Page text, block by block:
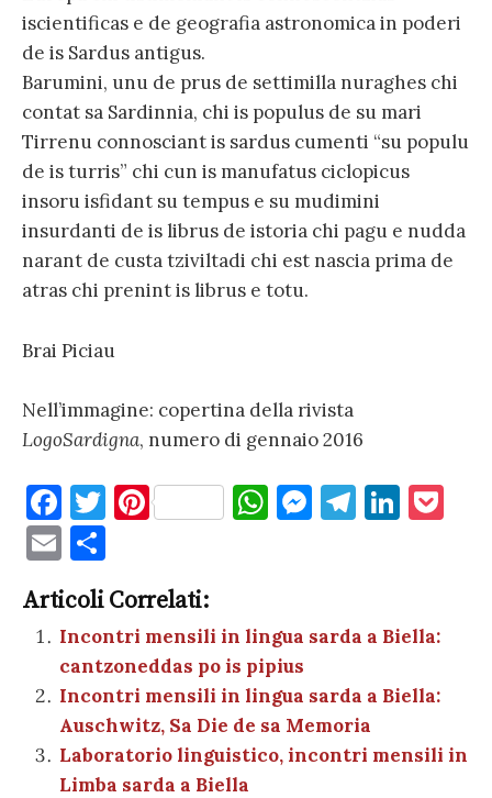
iscientificas e de geografia astronomica in poderi
de is Sardus antigus.
Barumini, unu de prus de settimilla nuraghes chi
contat sa Sardinnia, chi is populus de su mari
Tirrenu connosciant is sardus cumenti “su populu
de is turris” chi cun is manufatus ciclopicus
insoru isfidant su tempus e su mudimini
insurdanti de is librus de istoria chi pagu e nudda
narant de custa tziviltadi chi est nascia prima de
atras chi prenint is librus e totu.
Brai Piciau
Nell’immagine: copertina della rivista
LogoSardigna, numero di gennaio 2016
F
a
c
e
b
o
o
k
T
te
r
Pi
es
t
W
A
p
p
M
g
er
T
a
m
Li
dI
n
E
m
ai
l
n
di
vi
di
Articoli Correlati:
Incontri mensili in lingua sarda a Biella:
cantzoneddas po is pipius
Incontri mensili in lingua sarda a Biella:
Auschwitz, Sa Die de sa Memoria
Laboratorio linguistico, incontri mensili in
Limba sarda a Biella